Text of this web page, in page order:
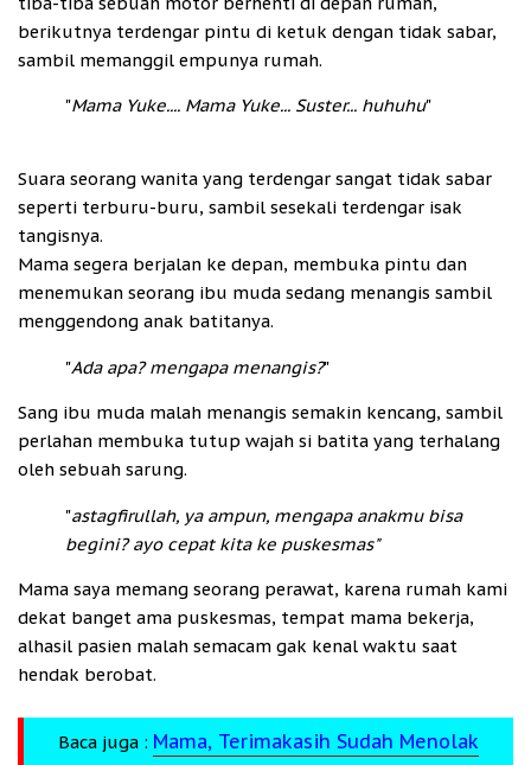
berikutnya terdengar pintu di ketuk dengan tidak sabar,
sambil memanggil empunya rumah.
"Mama Yuke.... Mama Yuke... Suster... huhuhu"
Suara seorang wanita yang terdengar sangat tidak sabar
seperti terburu-buru, sambil sesekali terdengar isak
tangisnya.
Mama segera berjalan ke depan, membuka pintu dan
menemukan seorang ibu muda sedang menangis sambil
menggendong anak batitanya.
"Ada apa? mengapa menangis?"
Sang ibu muda malah menangis semakin kencang, sambil
perlahan membuka tutup wajah si batita yang terhalang
oleh sebuah sarung.
"astagfirullah, ya ampun, mengapa anakmu bisa
begini? ayo cepat kita ke puskesmas"
Mama saya memang seorang perawat, karena rumah kami
dekat banget ama puskesmas, tempat mama bekerja,
alhasil pasien malah semacam gak kenal waktu saat
hendak berobat.
Baca juga : Mama, Terimakasih Sudah Menolak